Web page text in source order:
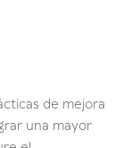
de mejora
una mayor